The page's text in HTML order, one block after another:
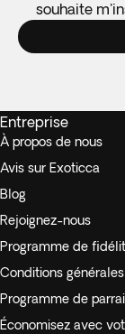
souhaite
Entreprise
À propos de nous
Avis sur Exoticca
Blog
Rejoignez-nous
Programme de
Conditions
Programme de
Économisez avec